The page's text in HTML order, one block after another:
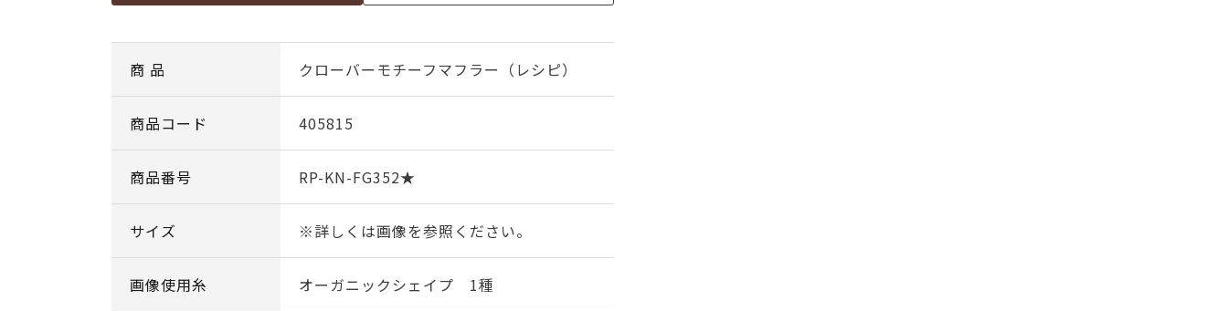
商 品 クローバーモチーフマフラー（レシピ）
商品コード 405815
商品番号 RP-KN-FG352★
サイズ ※詳しくは画像を参照ください。
画像使用糸 オーガニックシェイプ 1種